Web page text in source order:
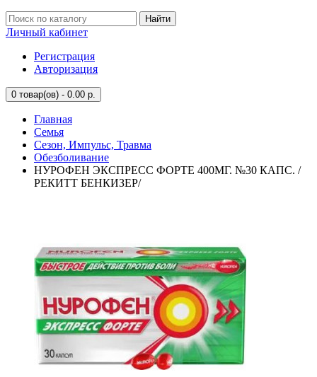
Найти
Личный кабинет
Регистрация
Авторизация
0 товар(ов) - 0.00 р.
Главная
Семья
Сезон, Импульс, Травма
Обезболивание
НУРОФЕН ЭКСПРЕСС ФОРТЕ 400МГ. №30 КАПС. /
РЕКИТТ БЕНКИЗЕР/